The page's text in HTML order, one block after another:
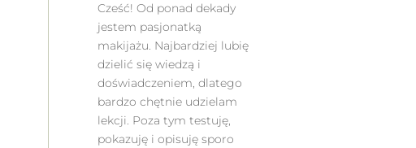
Cześć! Od ponad dekady
jestem pasjonatką
makijażu. Najbardziej lubię
dzielić się wiedzą i
doświadczeniem, dlatego
bardzo chętnie udzielam
lekcji. Poza tym testuję,
pokazuję i opisuję sporo